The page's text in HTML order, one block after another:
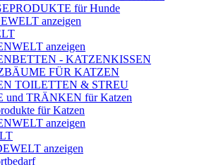
für Hunde
anzeigen
anzeigen
- KATZENKISSEN
FÜR KATZEN
TOILETTEN & STREU
und TRÄNKEN für Katzen
für Katzen
anzeigen
anzeigen